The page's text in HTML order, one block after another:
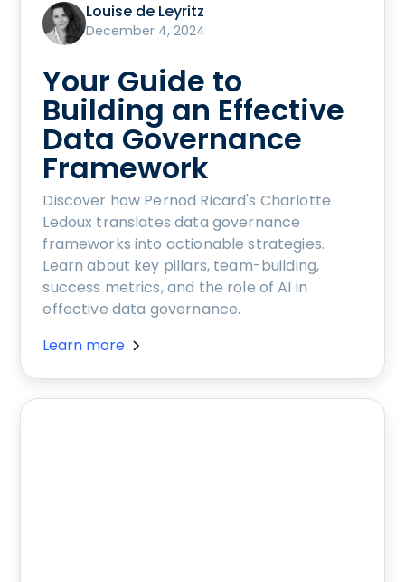
Louise de Leyritz
December 4, 2024
Your Guide to
Building an Effective
Data Governance
Framework
Discover how Pernod Ricard's Charlotte
Ledoux translates data governance
frameworks into actionable strategies.
Learn about key pillars, team-building,
success metrics, and the role of AI in
effective data governance.
Learn more